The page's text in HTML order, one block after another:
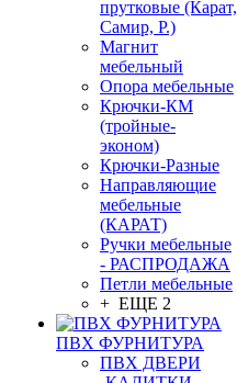
прутковые (Карат,
Самир, Р.)
Магнит
мебельный
Опора мебельные
Крючки-КМ
(тройные-
эконом)
Крючки-Разные
Направляющие
мебельные
(КАРАТ)
Ручки мебельные
- РАСПРОДАЖА
Петли мебельные
+ ЕЩЕ 2
ПВХ ФУРНИТУРА
ПВХ ДВЕРИ